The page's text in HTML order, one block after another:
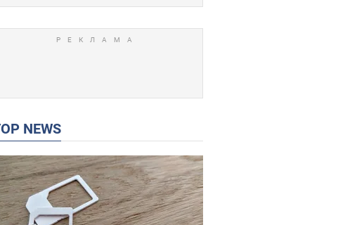
TOP NEWS